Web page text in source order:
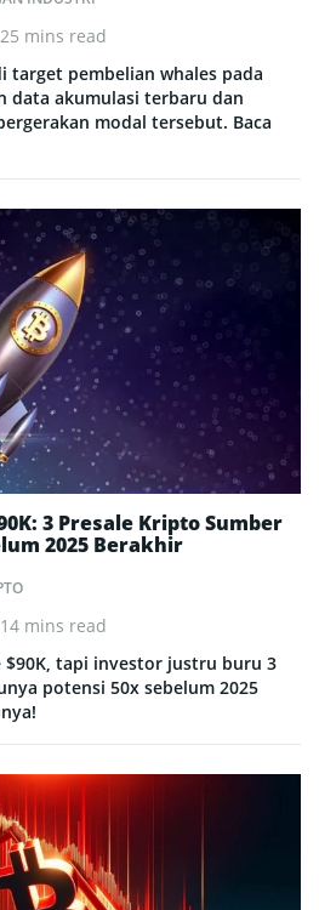
25 mins read
target pembelian whales pada
data akumulasi terbaru dan
modal tersebut. Baca
3 Presale Kripto Sumber
2025 Berakhir
14 mins read
$90K, tapi investor justru buru 3
potensi 50x sebelum 2025